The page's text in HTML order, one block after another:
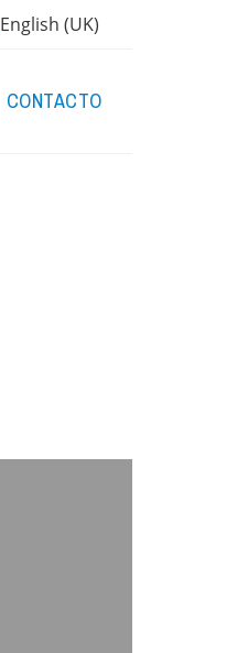
English (UK)
CONTACTO